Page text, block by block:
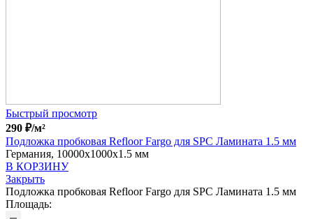
Быстрый просмотр
290 ₽/м²
Подложка пробковая Refloor Fargo для SPC Ламината 1.5 мм
Германия, 10000x1000x1.5 мм
В КОРЗИНУ
Закрыть
Подложка пробковая Refloor Fargo для SPC Ламината 1.5 мм
Площадь: